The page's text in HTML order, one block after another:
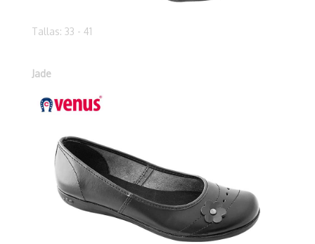
Tallas: 33 - 41
Jade